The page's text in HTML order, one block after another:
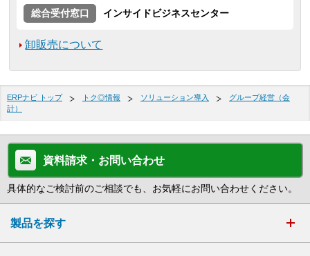
総合受付窓口
インサイドビジネスセンター
卸販売について
ERPナビ トップ トク◎情報 ソリューション導入
グループ経営（会
計）
資料請求・お問い合わせ
具体的なご検討前のご相談でも、お気軽にお問い合わせください。
製品を探す